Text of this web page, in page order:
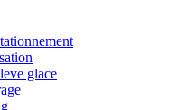
glace